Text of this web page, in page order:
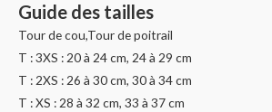
Guide des tailles
Tour de cou,Tour de poitrail
T : 3XS : 20 à 24 cm, 24 à 29 cm
T : 2XS : 26 à 30 cm, 30 à 34 cm
T : XS : 28 à 32 cm, 33 à 37 cm